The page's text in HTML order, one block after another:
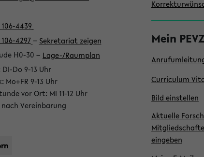
4439
4297 − Sekretariat zeigen
H0-30 − Lage-/Raumplan
DI-Do 9-13 Uhr
Mo+FR 9-13 Uhr
vor Ort: MI 11-12 Uhr
Vereinbarung
Mein PEVZ
Curriculum
Bild einstellen
Aktuelle
eingeben